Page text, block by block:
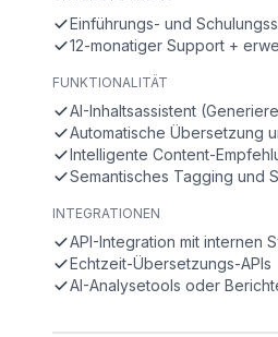
Einführungs- und
12-monatiger Support +
FUNKTIONALITÄT
AI-Inhaltsassistent
Automatische Übersetzung
Intelligente Content-
Semantisches Tagging und
INTEGRATIONEN
API-Integration mit internen
Echtzeit-Übersetzungs-APIs
AI-Analysetools oder